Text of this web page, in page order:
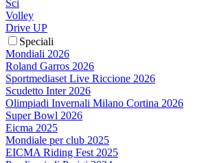
Sci
Volley
Drive UP
Speciali
Mondiali 2026
Roland Garros 2026
Sportmediaset Live Riccione 2026
Scudetto Inter 2026
Olimpiadi Invernali Milano Cortina 2026
Super Bowl 2026
Eicma 2025
Mondiale per club 2025
EICMA Riding Fest 2025